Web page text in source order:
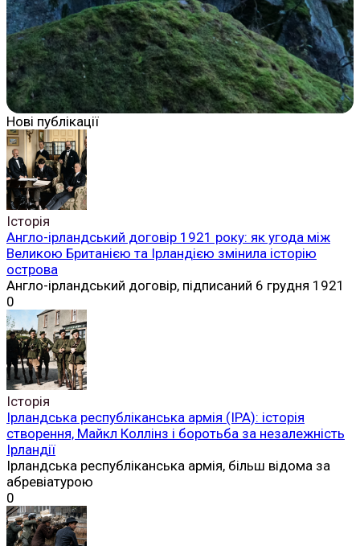
Нові публікації
Історія
Англо-ірландський договір 1921 року: як угода між
Великою Британією та Ірландією змінила історію
острова
Англо-ірландський договір, підписаний 6 грудня 1921
0
Історія
Ірландська республіканська армія (ІРА): історія
створення, Майкл Коллінз і боротьба за незалежність
Ірландії
Ірландська республіканська армія, більш відома за
абревіатурою
0